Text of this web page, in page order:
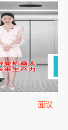
面议